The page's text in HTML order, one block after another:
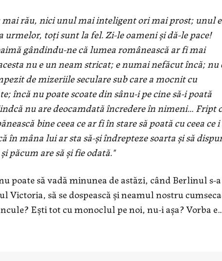
rău, nici unul mai inteligent ori mai prost; unul e
toţi sunt la fel. Zi-le oameni şi dă-le pace!
gândindu-ne că lumea românească ar fi mai
nu e un neam stricat; e numai nefăcut încă; nu
de mizeriile seculare sub care a mocnit cu
încă nu poate scoate din sânu-i pe cine să-i poată
nu are deocamdată încredere în nimeni… Fript
bine ceea ce ar fi în stare să poată cu ceea ce i
în mâna lui ar sta să-şi îndrepteze soarta şi să
păcum are să şi fie odată."
poate să vadă minunea de astăzi, când Berlinul s-a
să se dospească şi neamul nostru
Eşti tot cu monoclul pe noi, nu-i aşa? Vorba